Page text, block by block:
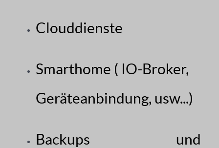
Clouddienste
Smarthome ( IO-Broker,
Geräteanbindung, usw...)
Backups und